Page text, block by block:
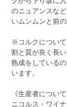
のニュアンスな
いムンムンと前
※コルクについて
割と質が良く長
熟成をしている
います。
《生産者について
ニコルス・ワイ